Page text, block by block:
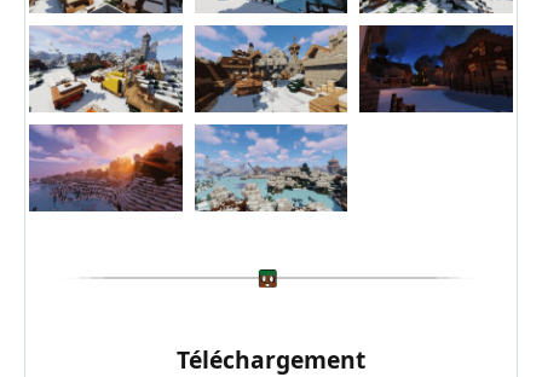
Téléchargement